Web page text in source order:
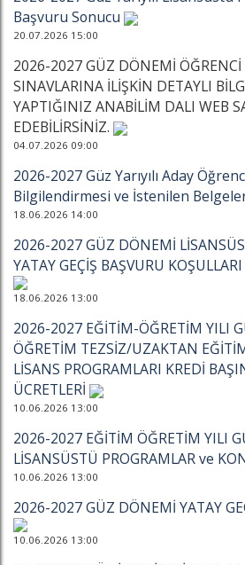
Başvuru Sonucu
20.07.2026 15:00
2026-2027 GÜZ DÖNEMİ ÖĞRENCİ
SINAVLARINA İLİŞKİN DETAYLI
YAPTIĞINIZ ANABİLİM DALI WEB
EDEBİLİRSİNİZ.
04.07.2026 09:00
2026-2027 Güz Yarıyılı Aday
Bilgilendirmesi ve İstenilen
18.06.2026 14:00
2026-2027 GÜZ DÖNEMİ
YATAY GEÇİŞ BAŞVURU
18.06.2026 13:00
2026-2027 EĞİTİM-ÖĞRETİM YILI
ÖĞRETİM TEZSİZ/UZAKTAN
LİSANS PROGRAMLARI KREDİ
ÜCRETLERİ
10.06.2026 13:00
2026-2027 EĞİTİM ÖĞRETİM YILI
LİSANSÜSTÜ PROGRAMLAR ve
10.06.2026 13:00
2026-2027 GÜZ DÖNEMİ YATAY
10.06.2026 13:00